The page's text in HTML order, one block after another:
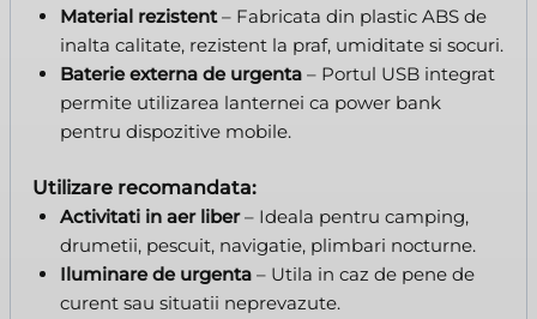
Material rezistent– Fabricata din plastic ABS de
inalta calitate, rezistent la praf, umiditate si socuri.
Baterie externa de urgenta– Portul USB integrat
permite utilizarea lanternei ca power bank
pentru dispozitive mobile.
Utilizare recomandata:
Activitati in aer liber– Ideala pentru camping,
drumetii, pescuit, navigatie, plimbari nocturne.
Iluminare de urgenta– Utila in caz de pene de
curent sau situatii neprevazute.